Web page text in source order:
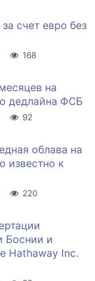
счет евро без
168
на
дедлайна ФСБ
92
облава на
известно к
220
Боснии и
Hathaway Inc.